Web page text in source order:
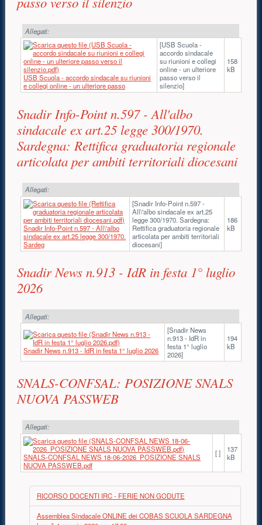
Allegati:
USB Scuola - accordo sindacale su riunioni
e collegi online - un ulteriore passo
[USB Scuola -
accordo sindacale
su riunioni e collegi
online - un ulteriore
passo verso il
silenzio]
158
kB
Snadir Info-Point n.597 - All'albo
sindacale ex art.25 legge 300/1970.
Sardegna: Rettifica graduatoria regionale
articolata per ambiti territoriali diocesani
Allegati:
Snadir Info-Point n.597 - All\'albo
sindacale ex art.25 legge 300/1970.
Sardeg
[Snadir Info-Point n.597 -
All\'albo sindacale ex art.25
legge 300/1970. Sardegna:
Rettifica graduatoria regionale
articolata per ambiti territoriali
diocesani]
186
kB
Snadir News n.913 - IdR in festa 1° luglio
2026
Allegati:
Snadir News n.913 - IdR in festa 1° luglio 2026
[Snadir News
n.913 - IdR in
festa 1° luglio
2026]
194
kB
SNALS-CONFSAL: POSIZIONE SNALS
NUOVA PASSWEB
Allegati:
SNALS-CONFSAL NEWS 18-06-2026_POSIZIONE SNALS
NUOVA PASSWEB.pdf
[ ]
137
kB
RICORSO DOCENTI IRC - FERIE NON GODUTE
Assemblea Sindacale ONLINE dei COBAS SCUOLA SARDEGNA